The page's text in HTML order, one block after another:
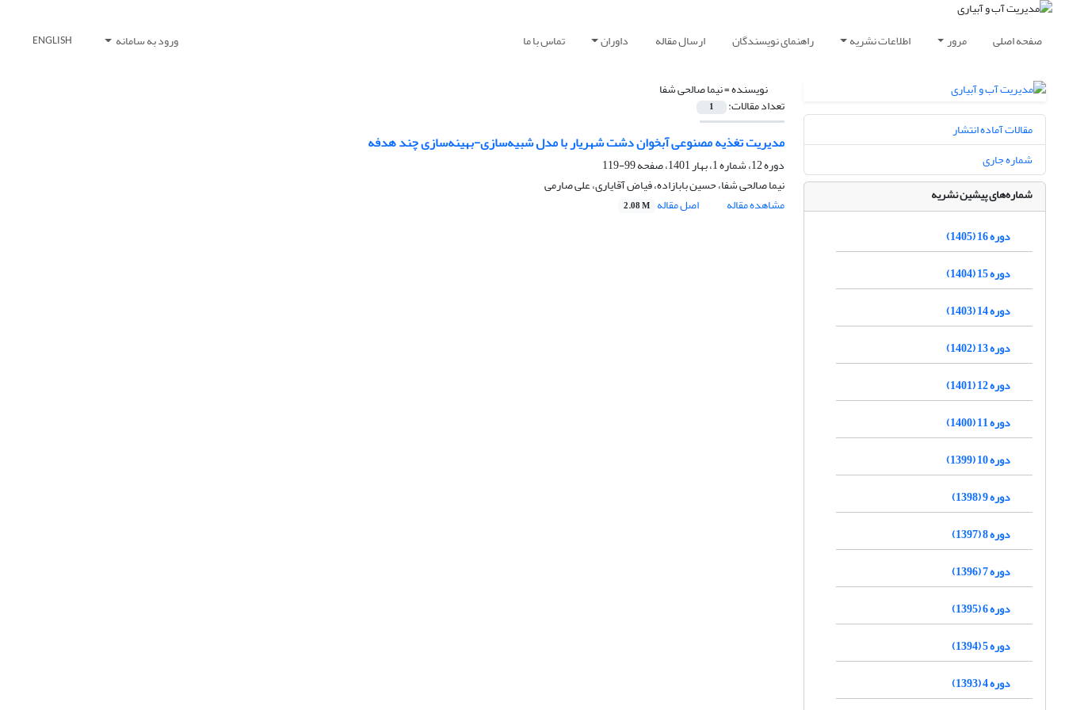
صفحه اصلی مرور اطلاعات نشریه راهنمای نویسندگان ارسال مقاله داوران تماس با ما ورود به سامانه ENGLISH
نویسنده =نیما صالحی شفا
تعداد مقالات: 1
مدیریت تغذیه مصنوعی آبخوان دشت شهریار با مدل شبیه‌سازی-بهینه‌سازی چند هدفه
دوره 12، شماره 1، بهار 1401، صفحه
99-119
نیما صالحی شفا، حسین بابازاده، فیاض آقایاری، علی صارمی
مشاهده مقاله
اصل مقاله 2.08 M
مقالات آماده انتشار
شماره جاری
شماره‌های پیشین نشریه
دوره 16 (1405)
دوره 15 (1404)
دوره 14 (1403)
دوره 13 (1402)
دوره 12 (1401)
دوره 11 (1400)
دوره 10 (1399)
دوره 9 (1398)
دوره 8 (1397)
دوره 7 (1396)
دوره 6 (1395)
دوره 5 (1394)
دوره 4 (1393)